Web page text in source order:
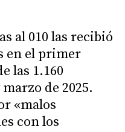
al 010 las recibió
en el primer
las 1.160
de 2025.
«malos
con los